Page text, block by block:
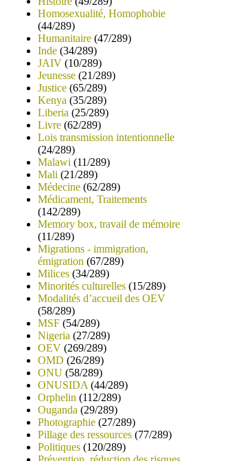
Homosexualité, Homophobie
(44/289)
Humanitaire (47/289)
Inde (34/289)
JAIV (10/289)
Jeunesse (21/289)
Justice (65/289)
Kenya (35/289)
Liberia (25/289)
Livre (62/289)
Lois transmission intentionnelle
(24/289)
Malawi (11/289)
Mali (21/289)
Médecine (62/289)
Médicament, Traitements
(142/289)
Memory box, travail de mémoire
(11/289)
Migrations - immigration,
émigration (67/289)
Milices (34/289)
Minorités culturelles (15/289)
Modalités d’accueil des OEV
(58/289)
MSF (54/289)
Nigeria (27/289)
OEV (269/289)
OMD (26/289)
ONU (58/289)
ONUSIDA (44/289)
Orphelin (112/289)
Ouganda (29/289)
Photographie (27/289)
Pillage des ressources (77/289)
Politiques (120/289)